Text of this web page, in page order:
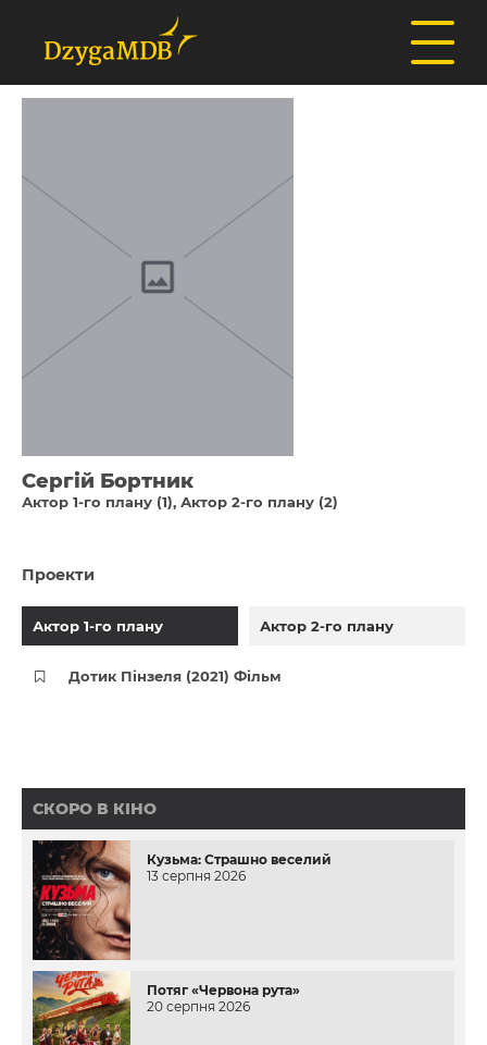
Сергій Бортник
Актор 1-го плану (1) Актор 2-го плану (2)
Проекти
Актор 1-го плану Актор 2-го плану
Дотик Пінзеля (2021) Фільм
СКОРО В КІНО
Кузьма: Страшно веселий
13 серпня 2026
Потяг «Червона рута»
20 серпня 2026